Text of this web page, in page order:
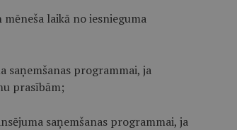
laikā no iesnieguma
saņemšanas programmai, ja
prasībām;
saņemšanas programmai, ja